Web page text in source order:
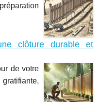
clôture durable et
de votre